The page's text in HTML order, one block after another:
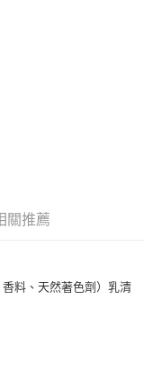
方式。 讓您購物簡單
帳。
關推薦
料、天然著色劑）乳清